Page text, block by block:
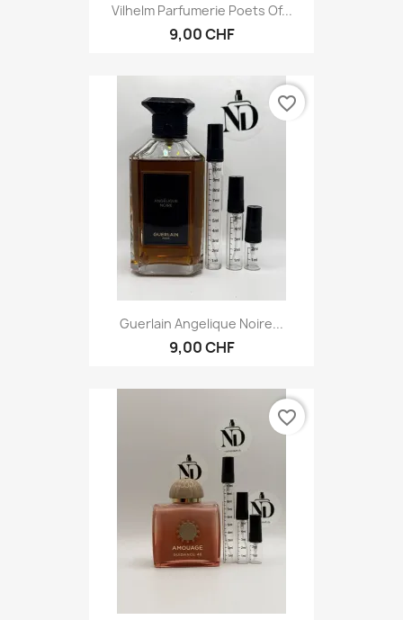
Vilhelm Parfumerie Poets Of...
9,00 CHF
Guerlain Angelique Noire...
9,00 CHF
favorite_border
favorite_border